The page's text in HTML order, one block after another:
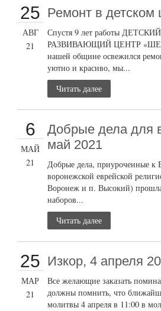
25
АВГ
21
Ремонт в детском
Спустя 9 лет работы
РАЗВИВАЮЩИЙ ЦЕНТР
нашей общине освежился
уютно и красиво, мы...
Читать далее
6
МАЙ
21
Добрые дела для
май 2021
Добрые дела, приуроченные к
воронежской еврейской
Воронеж и п. Высокий)
наборов...
Читать далее
25
МАР
21
Изкор, 4 апреля
Все желающие заказать
должны помнить, что
молитвы 4 апреля в 11:00 в